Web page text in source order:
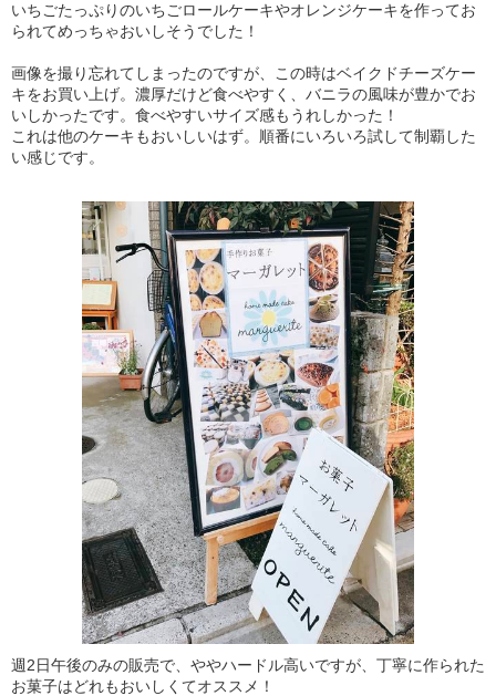
いちごたっぷりのいちごロールケーキやオレンジケーキを作ってお
られてめっちゃおいしそうでした！
画像を撮り忘れてしまったのですが、この時はベイクドチーズケー
キをお買い上げ。濃厚だけど食べやすく、バニラの風味が豊かでお
いしかったです。食べやすいサイズ感もうれしかった！
これは他のケーキもおいしいはず。順番にいろいろ試して制覇した
い感じです。
週2日午後のみの販売で、ややハードル高いですが、丁寧に作られた
お菓子はどれもおいしくてオススメ！